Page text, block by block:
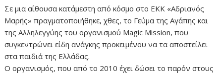
Σε μια αίθουσα κατάμεστη από κόσμο στο ΕΚΚ «Αδριανός
Μαρής» πραγματοποιήθηκε, χθες, το Γεύμα της Αγάπης και
της Αλληλεγγύης του οργανισμού Magic Mission, που
συγκεντρώνει είδη ανάγκης προκειμένου να τα αποστείλει
στα παιδιά της Ελλάδας.
Ο οργανισμός, που από το 2010 έχει δώσει το παρόν στους